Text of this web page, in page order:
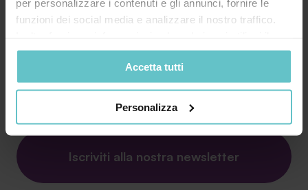
per personalizzare i contenuti e gli annunci, fornire le
funzioni dei social media e analizzare il nostro traffico.
nostro sito ai nostri partner che si occupano di analisi dei
dati web, pubblicità e social media, i quali potrebbero
combinarle con altre informazioni che hai fornito loro o
che hanno raccolto in base al tuo utilizzo dei loro servizi.
cookie potranno essere implementati ad esclusione di
quelli tecnici che sono necessari per il funzionamento del
sito. Cliccando su “ACCETTA TUTTI” invece accetterai di
implementare tutti i cookie. Chiudendo questo banner
Accetta tutti
Personalizza
Contattaci
Iscriviti alla nostra newsletter